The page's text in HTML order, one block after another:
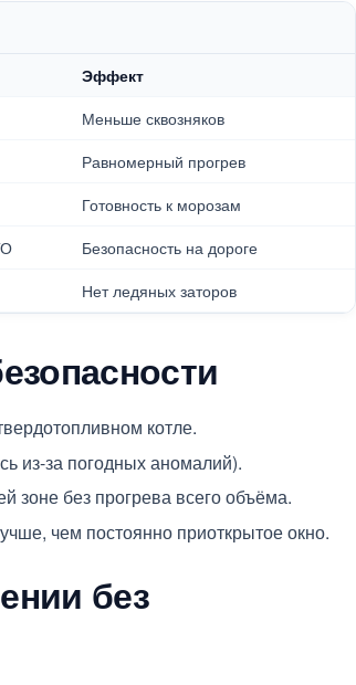
Эффект
Меньше сквозняков
Равномерный прогрев
Готовность к морозам
Безопасность на дороге
Нет ледяных заторов
котле.
из-за погодных аномалий).
зоне без прогрева всего объёма.
чем постоянно приоткрытое окно.
без